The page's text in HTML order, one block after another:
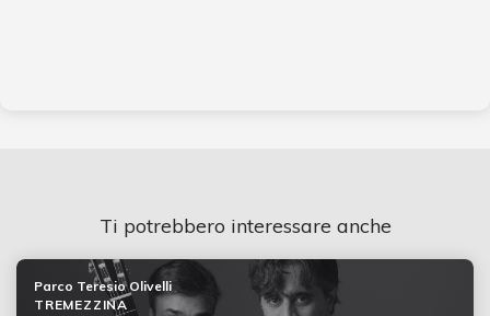
Ti potrebbero interessare anche
Parco Teresio Olivelli
TREMEZZINA